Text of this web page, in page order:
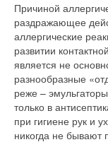
Причиной
раздражающее
аллергические
развитии
является не
разнообразные
реже –
только в
при гигиене рук и
никогда не бывают